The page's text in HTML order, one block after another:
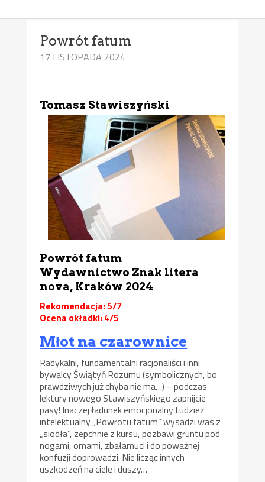
Powrót fatum
17 LISTOPADA 2024
Tomasz Stawiszyński
Powrót fatum
Wydawnictwo Znak litera
nova, Kraków 2024
Rekomendacja: 5/7
Ocena okładki: 4/5
Młot na czarownice
Radykalni, fundamentalni racjonaliści i inni
bywalcy Świątyń Rozumu (symbolicznych, bo
prawdziwych już chyba nie ma…) – podczas
lektury nowego Stawiszyńskiego zapnijcie
pasy! Inaczej ładunek emocjonalny tudzież
intelektualny „Powrotu fatum” wysadzi was z
„siodła”, zepchnie z kursu, pozbawi gruntu pod
nogami, omami, zbałamuci i do poważnej
konfuzji doprowadzi. Nie licząc innych
uszkodzeń na ciele i duszy…